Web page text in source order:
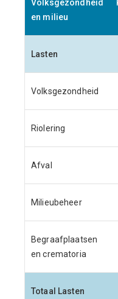
Volksgezondheid
en milieu
Lasten
Volksgezondheid
Riolering
Afval
Milieubeheer
Begraafplaatsen
en crematoria
Totaal Lasten